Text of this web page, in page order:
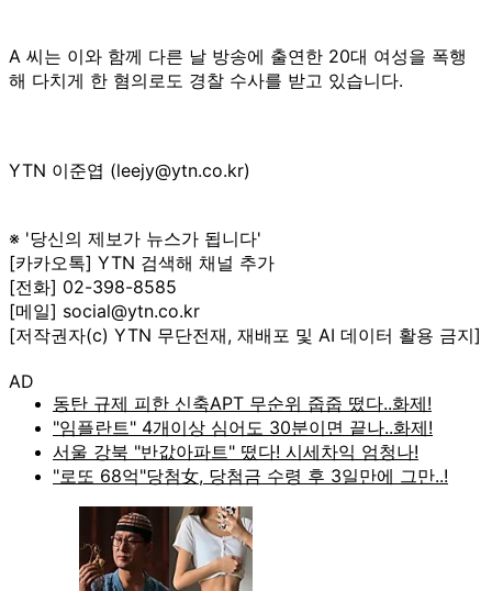
A 씨는 이와 함께 다른 날 방송에 출연한 20대 여성을 폭행
해 다치게 한 혐의로도 경찰 수사를 받고 있습니다.
YTN 이준엽 (leejy@ytn.co.kr)
※ '당신의 제보가 뉴스가 됩니다'
[카카오톡] YTN 검색해 채널 추가
[전화] 02-398-8585
[메일] social@ytn.co.kr
[저작권자(c) YTN 무단전재, 재배포 및 AI 데이터 활용 금지]
AD